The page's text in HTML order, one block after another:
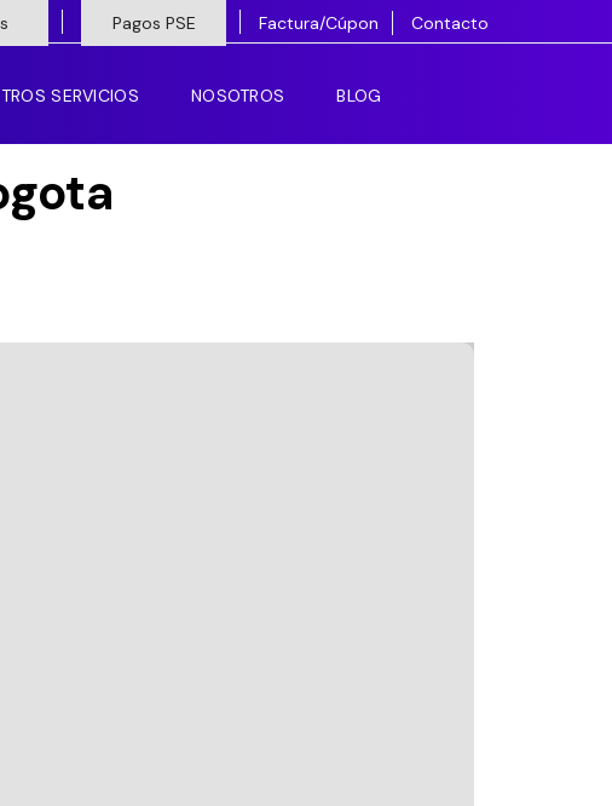
Pagos PSE Factura/Cúpon Contacto
SERVICIOS NOSOTROS BLOG